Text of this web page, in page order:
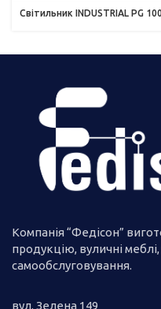
Світильник INDUSTRIAL PG
Компанія “Федісон”
продукцію, вуличні
самообслуговування.
вул. Зелена 149